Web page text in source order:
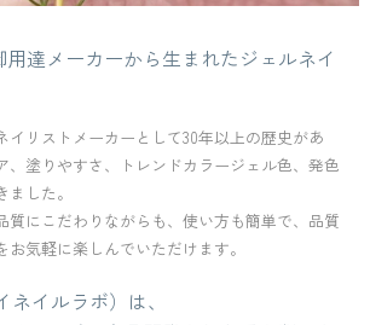
用達メーカーから生まれたジェルネイ
イリストメーカーとして30年以上の歴史があ
、塗りやすさ、トレンドカラージェル色、発色
した。
質にこだわりながらも、使い方も簡単で、品質
気軽に楽しんでいただけます。
イルラボ）は、